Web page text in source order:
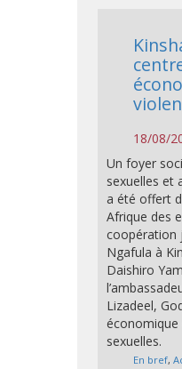
18/08/
Un foyer
sexuelles et
a été offert
Afrique des
coopération
Ngafula à
Daishiro
Lizadeel,
sexuelles.
En bref,